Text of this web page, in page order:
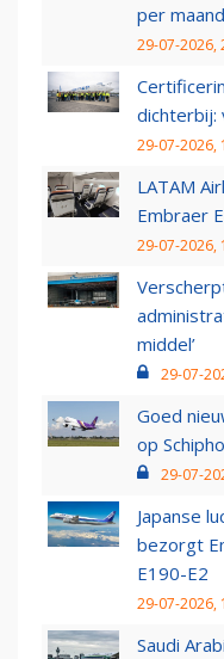
per maand
29-07-2026,
dichterbij:
29-07-2026,
LATAM
Embraer
29-07-2026,
middel’
29-07-
Goed
op
29-07-
Japanse
bezorgt
E190-E2
29-07-2026,
Saudi